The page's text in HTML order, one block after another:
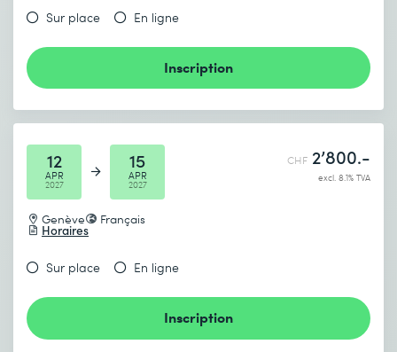
Sur place En ligne
Inscription
12
APR
2027
15
APR
2027
Genève Français
Horaires
CHF 2’800.-
excl. 8.1% TVA
Sur place En ligne
Inscription